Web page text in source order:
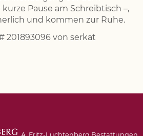
Pause am Schreibtisch –,
und kommen zur Ruhe.
201893096 von serkat